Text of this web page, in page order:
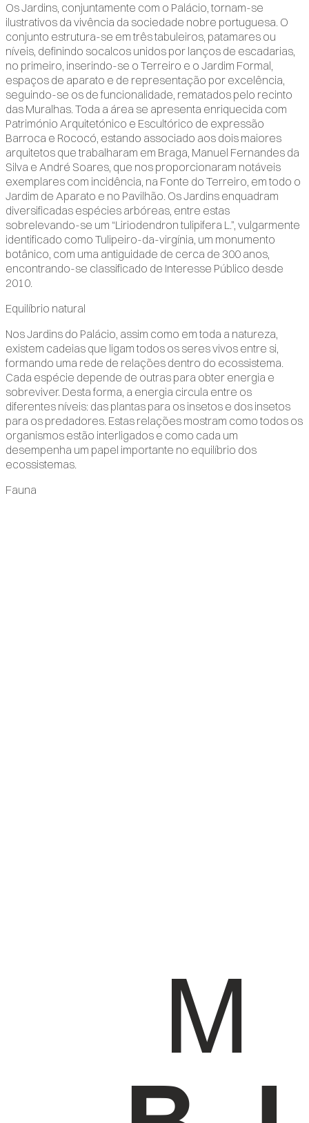
Os Jardins, conjuntamente com o Palácio, tornam-se
ilustrativos da vivência da sociedade nobre portuguesa. O
conjunto estrutura-se em três tabuleiros, patamares ou
níveis, definindo socalcos unidos por lanços de escadarias,
no primeiro, inserindo-se o Terreiro e o Jardim Formal,
espaços de aparato e de representação por excelência,
seguindo-se os de funcionalidade, rematados pelo recinto
das Muralhas. Toda a área se apresenta enriquecida com
Património Arquitetónico e Escultórico de expressão
Barroca e Rococó, estando associado aos dois maiores
arquitetos que trabalharam em Braga, Manuel Fernandes da
Silva e André Soares, que nos proporcionaram notáveis
exemplares com incidência, na Fonte do Terreiro, em todo o
Jardim de Aparato e no Pavilhão. Os Jardins enquadram
diversificadas espécies arbóreas, entre estas
sobrelevando-se um “Liriodendron tulipifera L.”, vulgarmente
identificado como Tulipeiro-da-virgínia, um monumento
botânico, com uma antiguidade de cerca de 300 anos,
encontrando-se classificado de Interesse Público desde
2010.
Equilíbrio natural
Nos Jardins do Palácio, assim como em toda a natureza,
existem cadeias que ligam todos os seres vivos entre si,
formando uma rede de relações dentro do ecossistema.
Cada espécie depende de outras para obter energia e
sobreviver. Desta forma, a energia circula entre os
diferentes níveis: das plantas para os insetos e dos insetos
para os predadores. Estas relações mostram como todos os
organismos estão interligados e como cada um
desempenha um papel importante no equilíbrio dos
ecossistemas.
Fauna